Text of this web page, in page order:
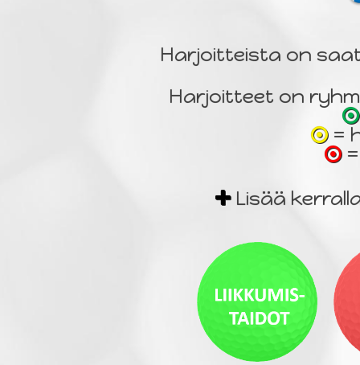
Harjoitteista on
Harjoitteet on
=
=
Lisää